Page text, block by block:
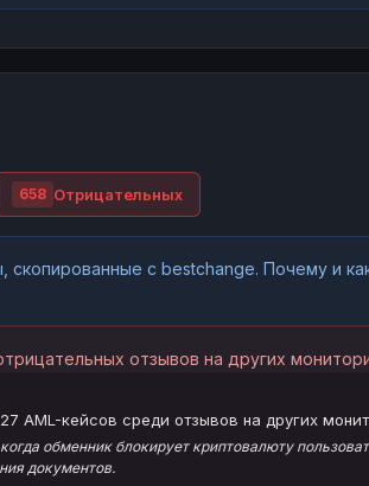
658 Отрицательных
скопированные с bestchange. Почему и
отзывов на других
AML-кейсов среди отзывов на других
обменник блокирует криптовалюту
документов.